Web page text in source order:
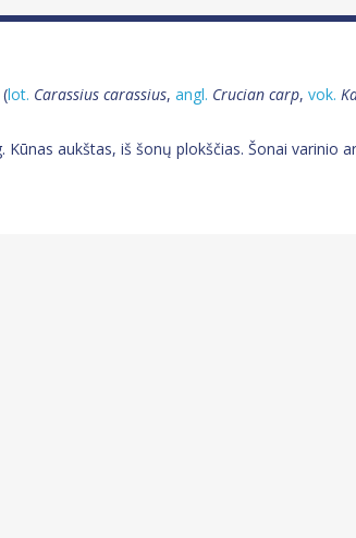
lot. Carassius carassius, angl. Crucian carp, vok.
aukštas, iš šonų plokščias. Šonai varinio